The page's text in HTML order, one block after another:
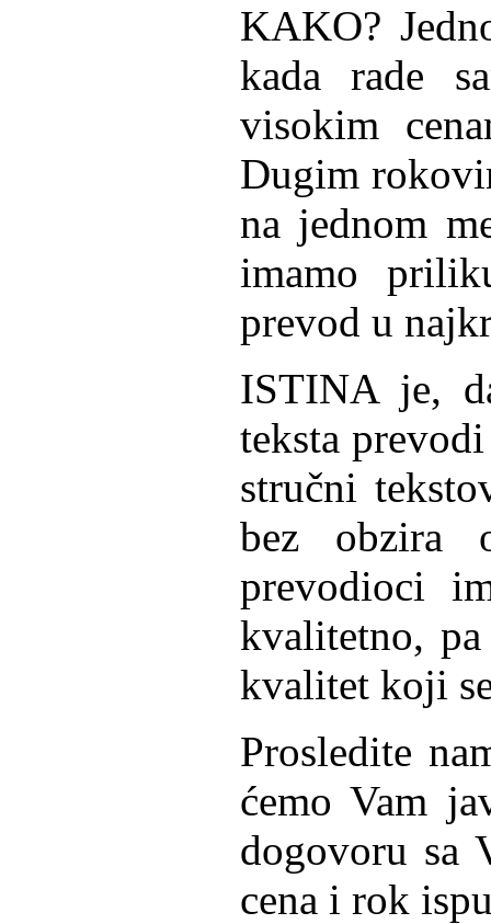
KAKO?
kada rade
visokim
Dugim
na jednom
imamo
prevod u
ISTINA je,
teksta
stručni
bez obzira
prevodioci
kvalitetno,
kvalitet koji
Prosledite
ćemo Vam
dogovoru sa
cena i rok